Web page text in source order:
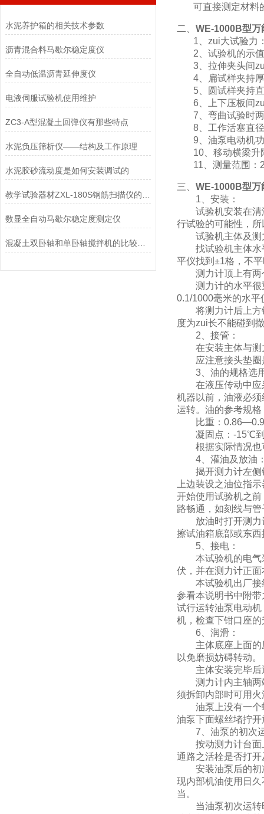
水泥养护箱的相关技术参数
沥青混合料马歇尔稳定度仪
全自动低温沥青延伸度仪
电液伺服试验机使用维护
ZC3-A型混凝土回弹仪有那些特点
水泥负压筛析仪——结构及工作原理
水泥胶砂流动度是如何安装调试的
数显全自动马歇尔稳定度测定仪
混凝土双卧轴和单卧轴搅拌机的比较分析
可直接测定材料的
二、 WE-1000B型万
1、zui大试验力
2、试验机的示值
3、拉伸夹头间zui
4、扁试样夹持厚
5、圆试样夹持直
6、上下压板间
7、弯曲试验时两
8、工作活塞直径
9、油泵电动机功
10、移动横梁升
11、测量范围：
三、 WE-1000B型万
1、安装：
试验机安装在清洁
行试验的可能性，
试验机主体及测力
找试验机主体水平
平仪找到±1格，不
测力计顶上有两
测力计的水平很重
0.1/1000毫米的水
将测力计后上方铁
度为zui长不能碰到
2、接管：
在安装主体与测力
应注意接头垫圈是
3、油的规格选
在液压传动中应采
机器以前，油液必
运转。油的参考规格
比重：
凝固点：-15℃
根据实际情况也
4、灌油及放油
揭开测力计左侧铁
上边装设之油位指
开始使用试验机之
路畅通，如刻线与
放油时打开测力计
擦试油箱底部或东
5、接电：
本试验机的电气装
伏，并在测力计正
本试验机出厂接线
参看本说明书中附
试行运转油泵电动机
机，检查下钳口座
6、润滑：
主体底座上面的压
以免磨损妨碍转动。
主体安装完毕后通
测力计内主轴两端
须拆卸内部时可用
油泵上没有一个螺
油泵下面螺丝堵拧
7、油泵的初次
按动测力计台面上
通路之活栓是否打
安装油泵后的初次
现内部机油使用日
当。
当油泵初次运转时